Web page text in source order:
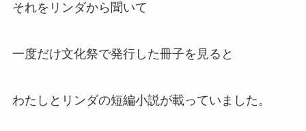
それをリンダから聞いて
一度だけ文化祭で発行した冊子を見ると
わたしとリンダの短編小説が載っていました。